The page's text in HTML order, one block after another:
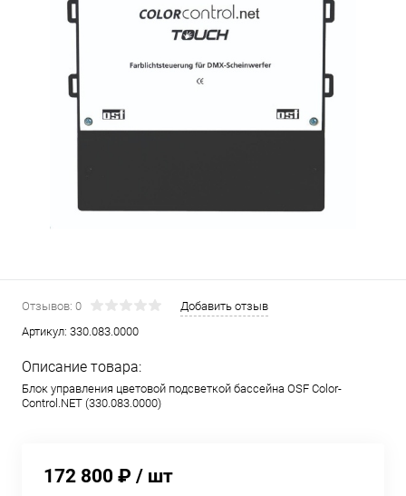
Отзывов: 0
Добавить отзыв
Артикул: 330.083.0000
Описание товара:
Блок управления цветовой подсветкой бассейна OSF Color-
Control.NET (330.083.0000)
172 800 ₽ / шт